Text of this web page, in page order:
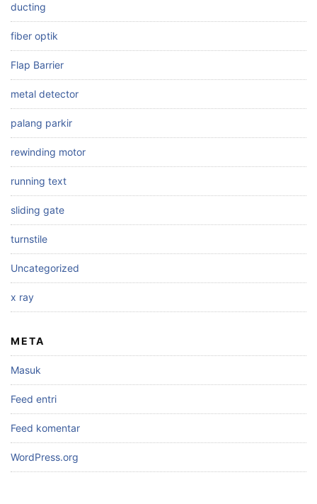
ducting
fiber optik
Flap Barrier
metal detector
palang parkir
rewinding motor
running text
sliding gate
turnstile
Uncategorized
x ray
META
Masuk
Feed entri
Feed komentar
WordPress.org